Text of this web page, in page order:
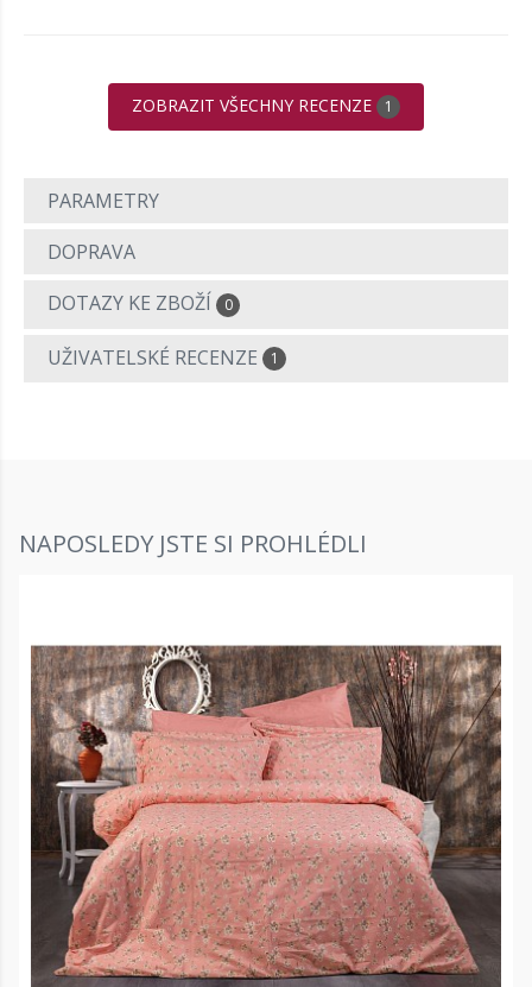
ZOBRAZIT VŠECHNY RECENZE 1
PARAMETRY
DOPRAVA
DOTAZY KE ZBOŽÍ
0
UŽIVATELSKÉ RECENZE 1
NAPOSLEDY JSTE SI PROHLÉDLI